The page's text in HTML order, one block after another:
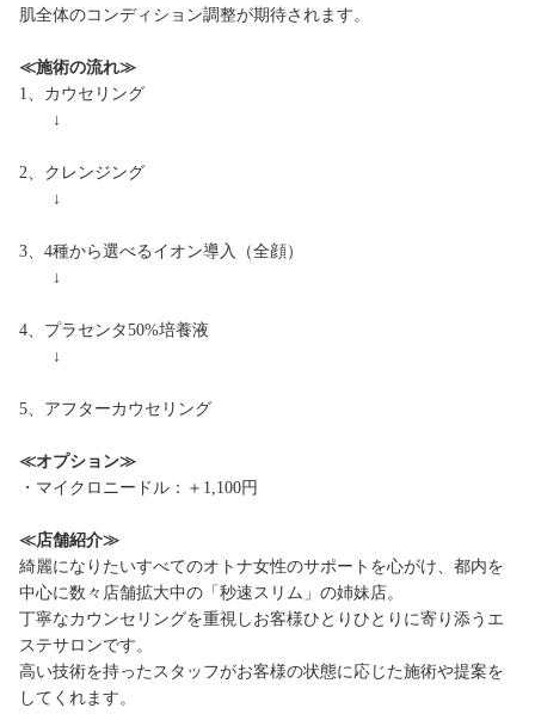
肌全体のコンディション調整が期待されます。
≪施術の流れ≫
1、カウセリング
↓
2、クレンジング
↓
3、4種から選べるイオン導入（全顔）
↓
4、プラセンタ50%培養液
↓
5、アフターカウセリング
≪オプション≫
・マイクロニードル：＋1,100円
≪店舗紹介≫
綺麗になりたいすべてのオトナ女性のサポートを心がけ、都内を
中心に数々店舗拡大中の「秒速スリム」の姉妹店。
丁寧なカウンセリングを重視しお客様ひとりひとりに寄り添うエ
ステサロンです。
高い技術を持ったスタッフがお客様の状態に応じた施術や提案を
してくれます。